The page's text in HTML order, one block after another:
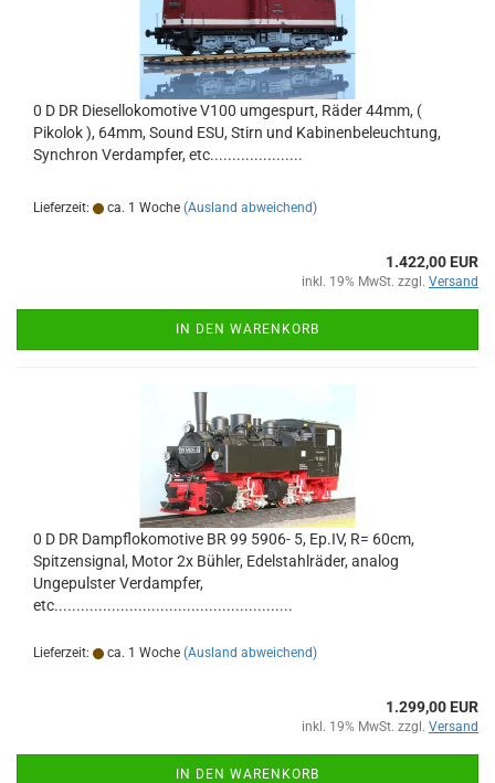
0 D DR Diesellokomotive V100 umgespurt, Räder 44mm, (
Pikolok ), 64mm, Sound ESU, Stirn und Kabinenbeleuchtung,
Synchron Verdampfer, etc.....................
Lieferzeit: ca. 1 Woche (Ausland abweichend)
1.422,00 EUR
inkl. 19% MwSt. zzgl. Versand
IN DEN WARENKORB
0 D DR Dampflokomotive BR 99 5906- 5, Ep.IV, R= 60cm,
Spitzensignal, Motor 2x Bühler, Edelstahlräder, analog
Ungepulster Verdampfer,
etc......................................................
Lieferzeit: ca. 1 Woche (Ausland abweichend)
1.299,00 EUR
inkl. 19% MwSt. zzgl. Versand
IN DEN WARENKORB